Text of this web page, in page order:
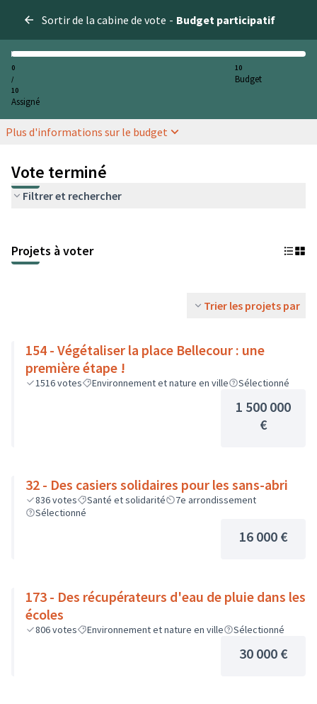
Sortir de la cabine de vote - Budget participatif
0
/
10
Assigné
10
Budget
Plus d'informations sur le budget
Vote terminé
Filtrer et rechercher
Projets à voter
Trier les projets par
154 - Végétaliser la place Bellecour : une
première étape !
1516votes Environnement et nature en ville Sélectionné
1 500 000
€
32 - Des casiers solidaires pour les sans-abri
836votes Santé et solidarité
7e arrondissement
Sélectionné
16 000 €
173 - Des récupérateurs d'eau de pluie dans les
écoles
806votes Environnement et nature en ville Sélectionné
30 000 €